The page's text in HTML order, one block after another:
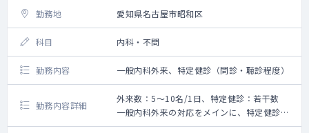
勤務地 愛知県名古屋市昭和区
科目 内科・不問
勤務内容 一般内科外来、特定健診（問診・聴診程度）
勤務内容詳細
外来数：5～10名/1日、特定健診：若干数
一般内科外来の対応をメインに、特定健診も
若干数、および可能でしたら同法人のクリニ